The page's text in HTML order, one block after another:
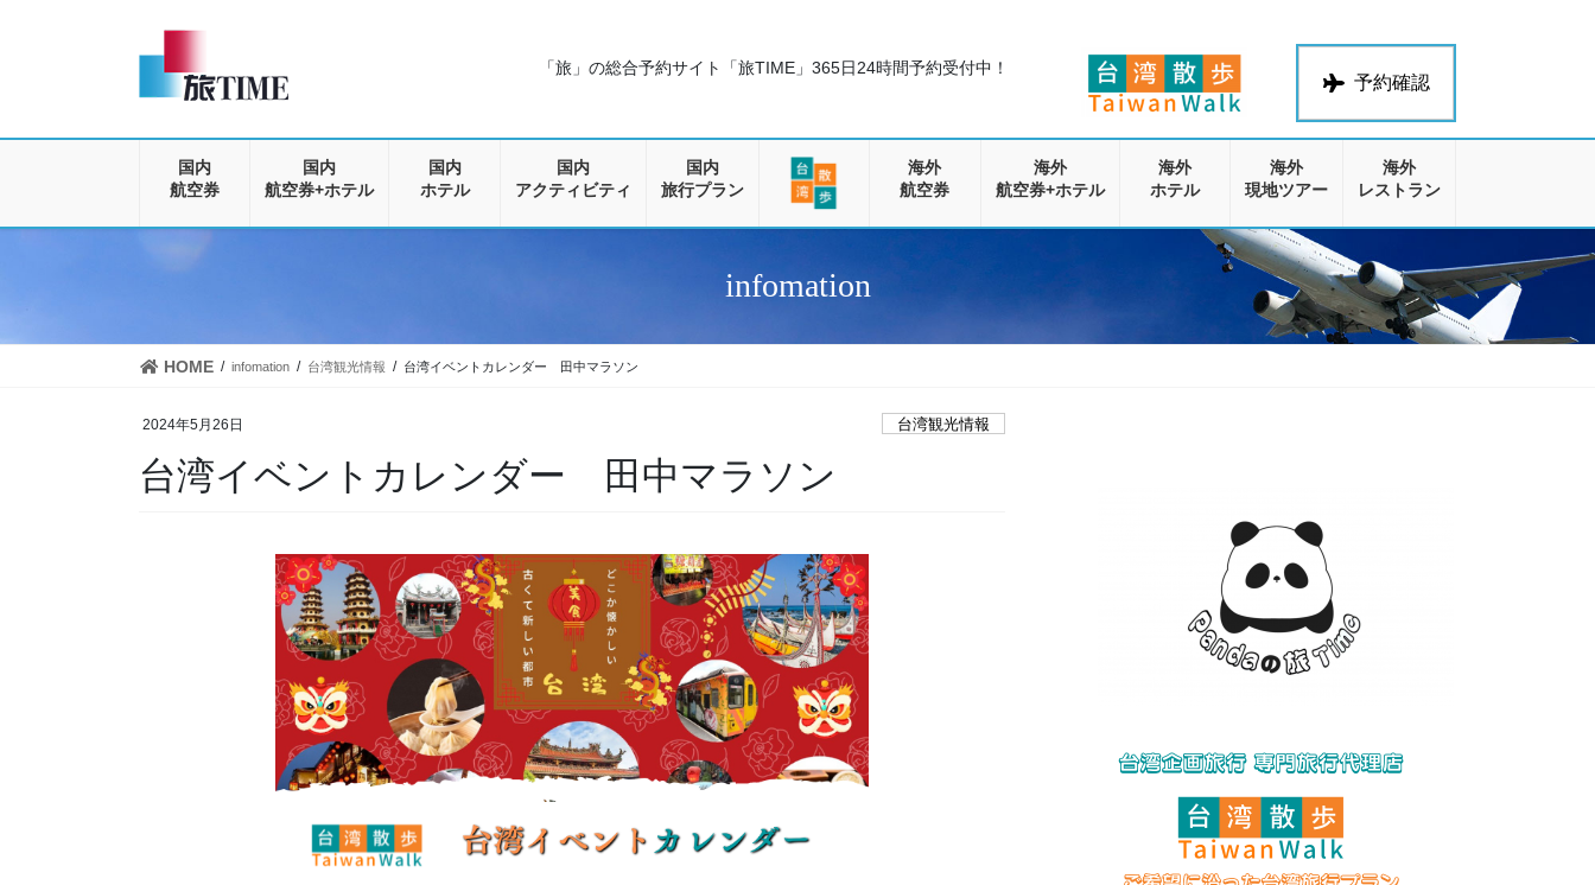
に
ョ
動
予約確認
「旅」の総合予約サイト「旅TIME」 365日24時間予約受付中！
国内
航空券
国内
航空券+ホテル
国内
ホテル
国内
アクティビティ
国内
旅行プラン
海外
航空券
海外
航空券+ホテル
海外
ホテル
海外
現地ツアー
海外
レストラン
infomation
HOME infomation 台湾観光情報 台湾イベントカレンダー 田中マラソン
2024年5月26日 台湾観光情報
台湾イベントカレンダー 田中マラソン